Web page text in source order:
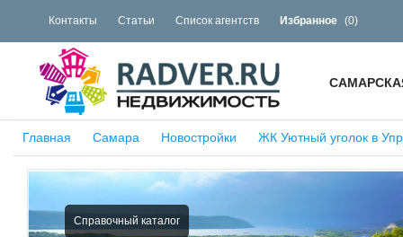
Контакты Статьи Список агентств Избранное (0)
Главная Самара Новостройки ЖК Уютный уголок в
Справочный каталог